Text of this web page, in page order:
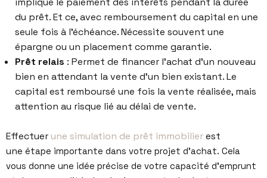
du prêt. Et ce, avec remboursement du capital en une
seule fois à l’échéance. Nécessite souvent une
épargne ou un placement comme garantie.
Prêt relais : Permet de financer l’achat d’un nouveau
bien en attendant la vente d’un bien existant. Le
capital est remboursé une fois la vente réalisée, mais
attention au risque lié au délai de vente.
Effectuer une simulation de prêt immobilierest
une étape importante dans votre projet d’achat. Cela
vous donne une idée précise de votre capacité d’emprunt